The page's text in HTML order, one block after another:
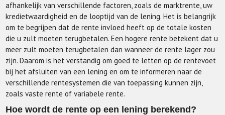
afhankelijk van verschillende factoren, zoals de marktrente, uw
kredietwaardigheid en de looptijd van de lening. Het is belangrijk
om te begrijpen dat de rente invloed heeft op de totale kosten
die u zult moeten terugbetalen. Een hogere rente betekent dat u
meer zult moeten terugbetalen dan wanneer de rente lager zou
zijn. Daarom is het verstandig om goed te letten op de rentevoet
bij het afsluiten van een lening en om te informeren naar de
verschillende rentesystemen die van toepassing kunnen zijn,
zoals vaste rente of variabele rente.
Hoe wordt de rente op een lening berekend?